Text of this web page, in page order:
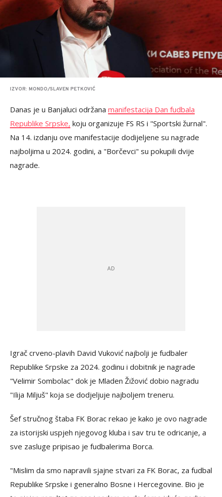
IZVOR: MONDO/SLAVEN PETKOVIĆ
Danas je u Banjaluci održana manifestacija Dan fudbala
Republike Srpske, koju organizuje FS RS i "Sportski žurnal".
Na 14. izdanju ove manifestacije dodijeljene su nagrade
najboljima u 2024. godini, a "Borčevci" su pokupili dvije
nagrade.
Igrač crveno-plavih David Vuković najbolji je fudbaler
Republike Srpske za 2024. godinu i dobitnik je nagrade
"Velimir Sombolac" dok je Mladen Žižović dobio nagradu
"Ilija Miljuš" koja se dodjeljuje najboljem treneru.
Šef stručnog štaba FK Borac rekao je kako je ovo nagrade
za istorijski uspjeh njegovog kluba i sav tru te odricanje, a
sve zasluge pripisao je fudbalerima Borca.
"Mislim da smo napravili sjajne stvari za FK Borac, za fudbal
Republike Srpske i generalno Bosne i Hercegovine. Bio je